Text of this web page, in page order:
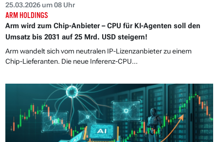
25.03.2026 um 08 Uhr
ARM HOLDINGS
Arm wird zum Chip-Anbieter – CPU für KI-Agenten soll den
Umsatz bis 2031 auf 25 Mrd. USD steigern!
Arm wandelt sich vom neutralen IP-Lizenzanbieter zu einem
Chip-Lieferanten. Die neue Inferenz-CPU...